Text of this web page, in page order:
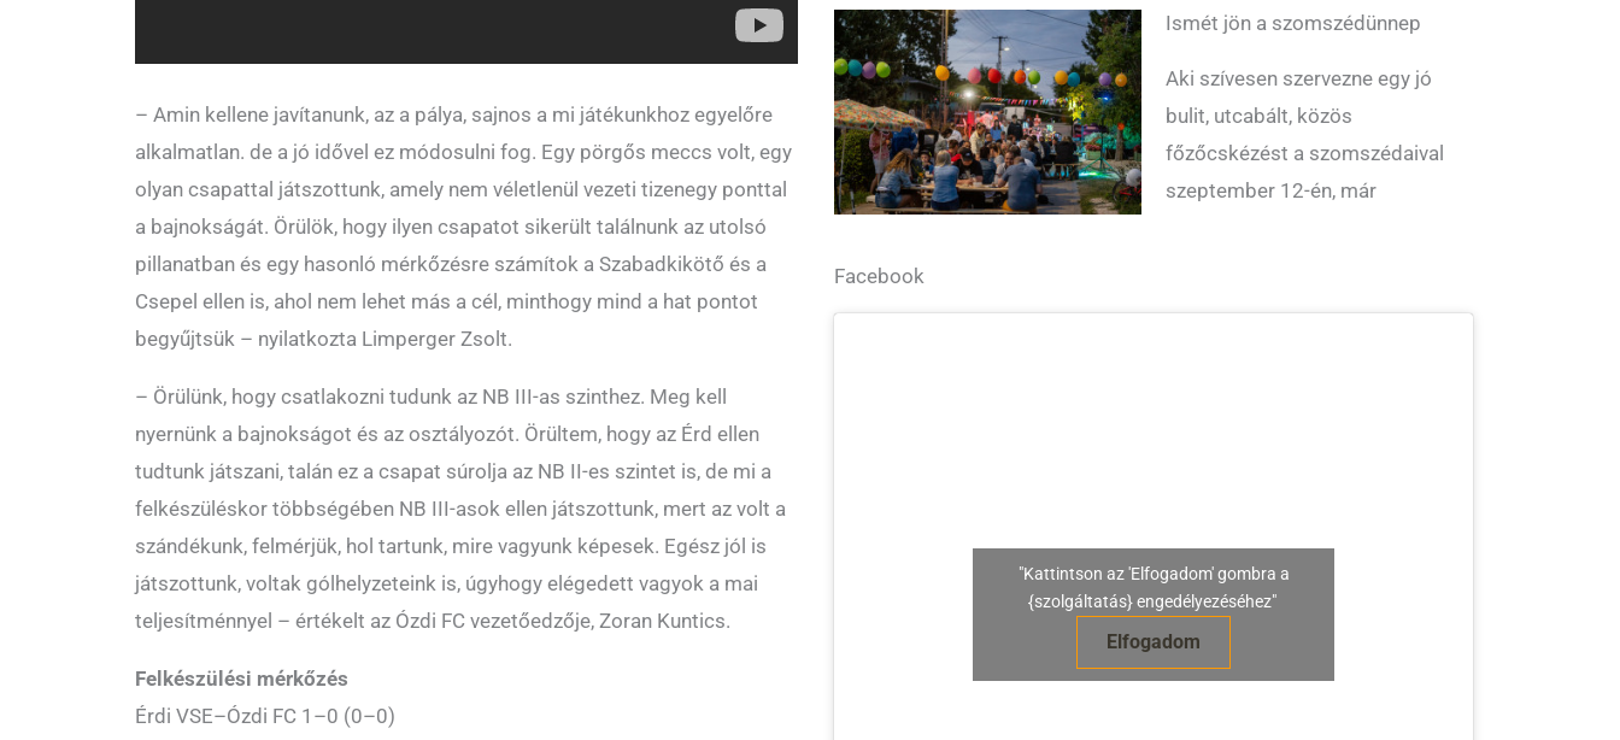
– Amin kellene javítanunk, az a pálya, sajnos a mi játékunkhoz egyelőre
alkalmatlan. de a jó idővel ez módosulni fog. Egy pörgős meccs volt, egy
olyan csapattal játszottunk, amely nem véletlenül vezeti tizenegy ponttal
a bajnokságát. Örülök, hogy ilyen csapatot sikerült találnunk az utolsó
pillanatban és egy hasonló mérkőzésre számítok a Szabadkikötő és a
Csepel ellen is, ahol nem lehet más a cél, minthogy mind a hat pontot
begyűjtsük – nyilatkozta Limperger Zsolt.
– Örülünk, hogy csatlakozni tudunk az NB III-as szinthez. Meg kell
nyernünk a bajnokságot és az osztályozót. Örültem, hogy az Érd ellen
tudtunk játszani, talán ez a csapat súrolja az NB II-es szintet is, de mi a
felkészüléskor többségében NB III-asok ellen játszottunk, mert az volt a
szándékunk, felmérjük, hol tartunk, mire vagyunk képesek. Egész jól is
játszottunk, voltak gólhelyzeteink is, úgyhogy elégedett vagyok a mai
teljesítménnyel – értékelt az Ózdi FC vezetőedzője, Zoran Kuntics.
Felkészülési mérkőzés
Érdi VSE–Ózdi FC 1–0 (0–0)
Ismét jön a szomszédünnep
Aki szívesen szervezne egy jó
bulit, utcabált, közös
főzőcskézést a szomszédaival
szeptember 12-én, már
Facebook
"Kattintson az 'Elfogadom' gombra a
{szolgáltatás} engedélyezéséhez"
Elfogadom